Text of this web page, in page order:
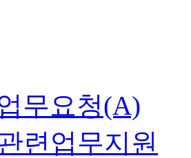
무요청(A)
련업무지원